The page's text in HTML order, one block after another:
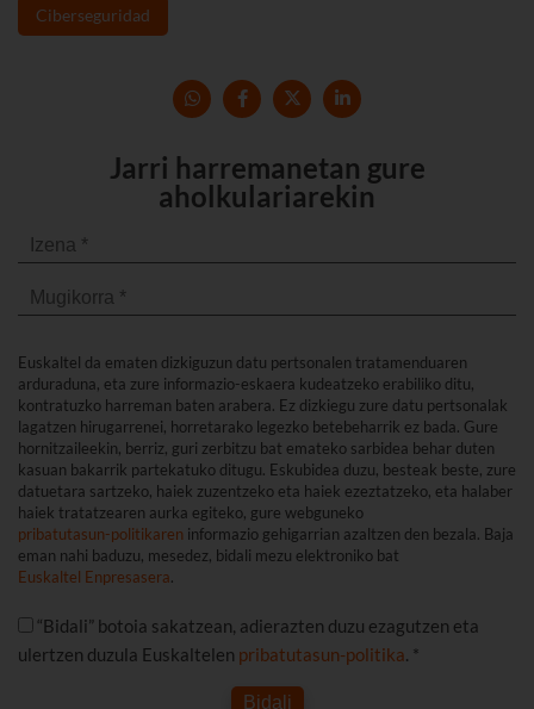
Ciberseguridad
Jarri harremanetan gure
aholkulariarekin
Euskaltel da ematen dizkiguzun datu pertsonalen tratamenduaren
arduraduna, eta zure informazio-eskaera kudeatzeko erabiliko ditu,
kontratuzko harreman baten arabera. Ez dizkiegu zure datu pertsonalak
lagatzen hirugarrenei, horretarako legezko betebeharrik ez bada. Gure
hornitzaileekin, berriz, guri zerbitzu bat emateko sarbidea behar duten
kasuan bakarrik partekatuko ditugu. Eskubidea duzu, besteak beste, zure
datuetara sartzeko, haiek zuzentzeko eta haiek ezeztatzeko, eta halaber
haiek tratatzearen aurka egiteko, gure webguneko
pribatutasun-politikaren informazio gehigarrian azaltzen den bezala. Baja
eman nahi baduzu, mesedez, bidali mezu elektroniko bat
Euskaltel Enpresasera.
“Bidali” botoia sakatzean, adierazten duzu ezagutzen eta
ulertzen duzula Euskaltelen pribatutasun-politika. *
Bidali